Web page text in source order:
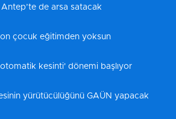
Antep’te de arsa satacak
çocuk eğitimden yoksun
kesinti' dönemi başlıyor
yürütücülüğünü GAÜN yapacak